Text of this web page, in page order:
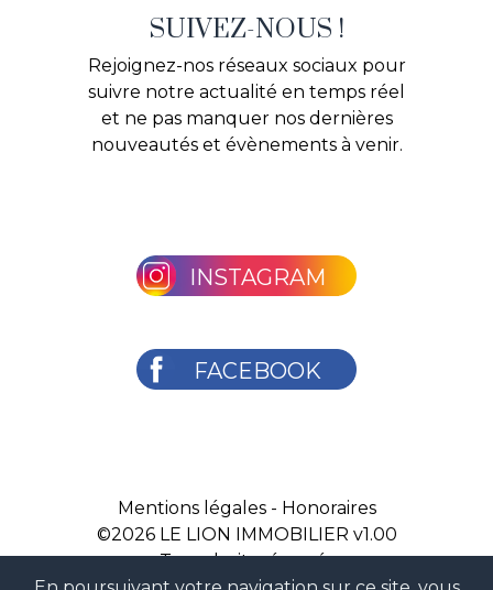
SUIVEZ-NOUS !
Rejoignez-nos réseaux sociaux pour
suivre notre actualité en temps réel
et ne pas manquer nos dernières
nouveautés et évènements à venir.
INSTAGRAM
FACEBOOK
Mentions légales- Honoraires
©2026 LE LION IMMOBILIER v1.00
Tous droits réservés